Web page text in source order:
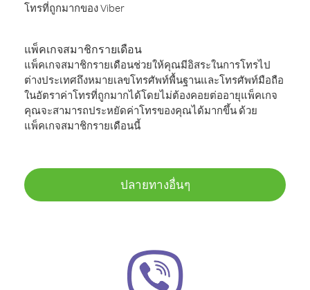
โทรที่ถูกมากของ Viber
แพ็คเกจสมาชิกรายเดือน
แพ็คเกจสมาชิกรายเดือนช่วยให้คุณมีอิสระในการโทรไป
ต่างประเทศถึงหมายเลขโทรศัพท์พื้นฐานและโทรศัพท์มือถือ
ในอัตราค่าโทรที่ถูกมากได้โดยไม่ต้องคอยต่ออายุแพ็คเกจ
คุณจะสามารถประหยัดค่าโทรของคุณได้มากขึ้น ด้วย
แพ็คเกจสมาชิกรายเดือนนี้
ปลายทางอื่นๆ